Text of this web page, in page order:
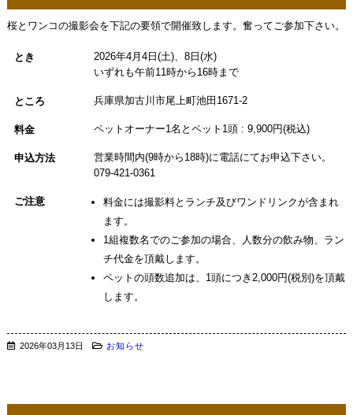
桜とワンコの撮影会を下記の要領で開催致します。奮ってご参加下さい。
とき
2026年4月4日(土)、8日(水)
いずれも午前11時から16時まで
ところ 兵庫県加古川市尾上町池田1671-2
料金 ペットオーナー1名とペット1頭 : 9,900円(税込)
申込方法
営業時間内(9時から18時)に電話にてお申込下さい。
079-421-0361
ご注意
料金には撮影料とランチ及びワンドリンクが含まれ
ます。
1組複数名でのご参加の場合、人数分の飲み物、ラン
チ代金を頂戴します。
ペットの頭数追加は、1頭につき2,000円(税別)を頂戴
します。
2026年03月13日 お知らせ